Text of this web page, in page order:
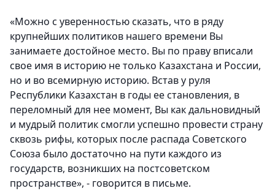
«Можно с уверенностью сказать, что в ряду
крупнейших политиков нашего времени Вы
занимаете достойное место. Вы по праву вписали
свое имя в историю не только Казахстана и России,
но и во всемирную историю. Встав у руля
Республики Казахстан в годы ее становления, в
переломный для нее момент, Вы как дальновидный
и мудрый политик смогли успешно провести страну
сквозь рифы, которых после распада Советского
Союза было достаточно на пути каждого из
государств, возникших на постсоветском
пространстве», - говорится в письме.